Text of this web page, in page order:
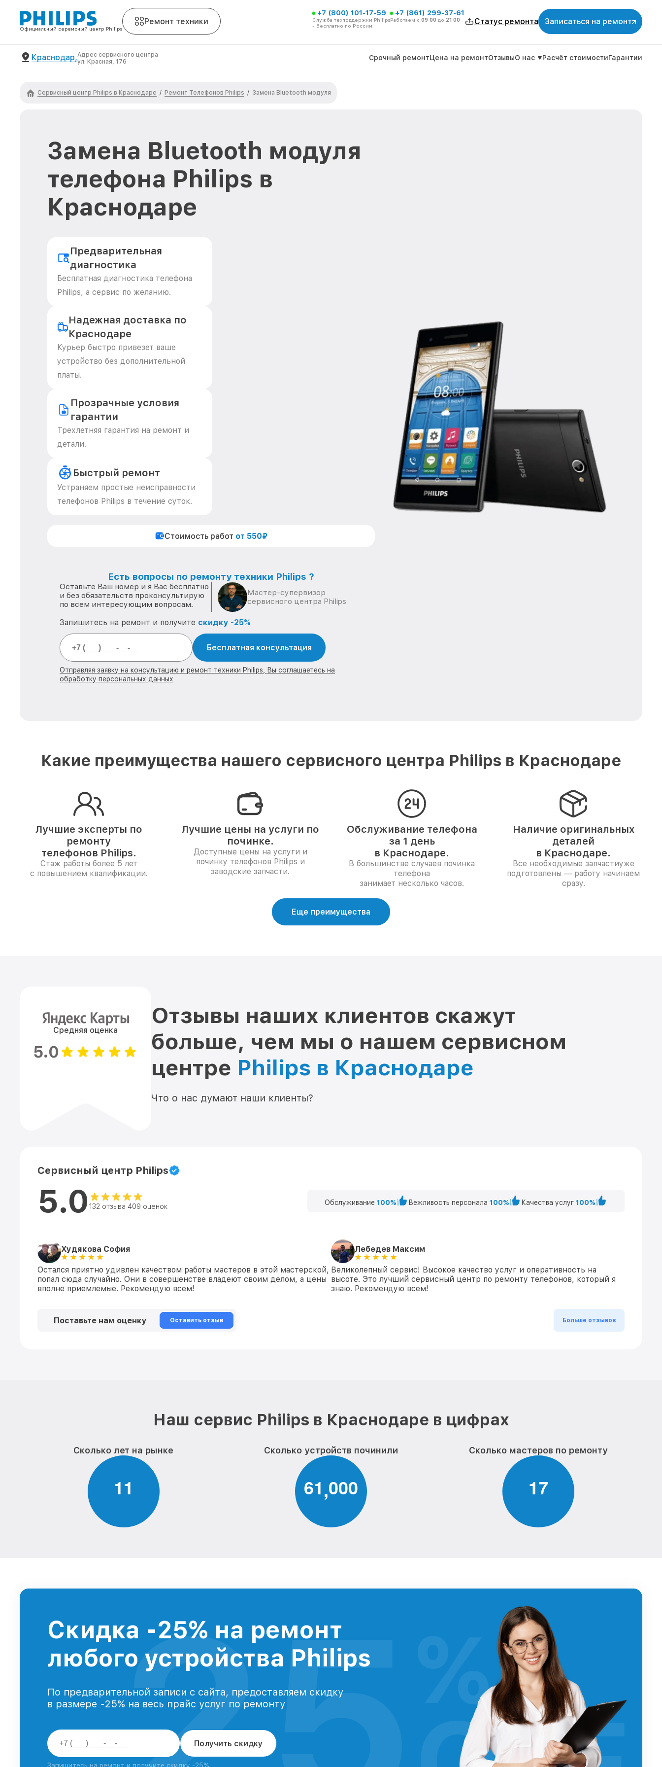
Официальный сервисный центр Philips
Ремонт техники
+7 (800) 101-17-59
Служба техподдержки Philips
- бесплатно по России
+7 (861) 299-37-61
Работаем с 09:00 до 21:00 Статус ремонта Записаться на ремонт
Краснодар,Адрес сервисного центра
ул. Красная, 176
Срочный ремонтЦена на ремонтОтзывыО нас Расчёт стоимостиГарантии
Сервисный центр Philips в Краснодаре / Ремонт Телефонов Philips / Замена Bluetooth модуля
Замена Bluetooth модуля
телефона Philips в
Краснодаре
Предварительная
диагностика
Бесплатная диагностика телефона
Philips, а сервис по желанию.
Надежная доставка по
Краснодаре
Курьер быстро привезет ваше
устройство без дополнительной
платы.
Прозрачные условия
гарантии
Трехлетняя гарантия на ремонт и
детали.
Быстрый ремонт
Устраняем простые неисправности
телефонов Philips в течение суток.
Стоимость работ от 550₽
Есть вопросы по ремонту техники Philips ?
Оставьте Ваш номер и я Вас бесплатно
и без обязательств проконсультирую
по всем интересующим вопросам.
Мастер-супервизор
сервисного центра Philips
Запишитесь на ремонт и получите скидку -25%
Бесплатная консультация
Отправляя заявку на консультацию и ремонт техники Philips, Вы соглашаетесь на
обработку персональных данных
Какие преимущества нашего сервисного центра Philips в Краснодаре
Лучшие эксперты по
ремонту
телефонов Philips.
Стаж работы более 5 лет
с повышением квалификации.
Лучшие цены на услуги по
починке.
Доступные цены на услуги и
починку телефонов Philips и
заводские запчасти.
Обслуживание телефона
за 1 день
в Краснодаре.
В большинстве случаев починка
телефона
занимает несколько часов.
Наличие оригинальных
деталей
в Краснодаре.
Все необходимые запчастиуже
подготовлены — работу начинаем
сразу.
Еще преимущества
Средняя оценка
5.0
Отзывы наших клиентов скажут
больше, чем мы о нашем сервисном
центре Philips в Краснодаре
Что о нас думают наши клиенты?
Сервисный центр Philips
5.0 132 отзыва 409 оценок Обслуживание 100% Вежливость персонала 100% Качества услуг 100%
Худякова София
Остался приятно удивлен качеством работы мастеров в этой мастерской,
попал сюда случайно. Они в совершенстве владеют своим делом, а цены
вполне приемлемые. Рекомендую всем!
Лебедев Максим
Великолепный сервис! Высокое качество услуг и оперативность на
высоте. Это лучший сервисный центр по ремонту телефонов, который я
знаю. Рекомендую всем!
Поставьте нам оценку Оставить отзыв Больше отзывов
Наш сервис Philips в Краснодаре в цифрах
Сколько лет на рынке
11
Сколько устройств починили
61,000
Сколько мастеров по ремонту
17
Скидка -25% на ремонт
любого устройства Philips
По предварительной записи с сайта, предоставляем скидку
в размере -25% на весь прайс услуг по ремонту
Получить скидку
%